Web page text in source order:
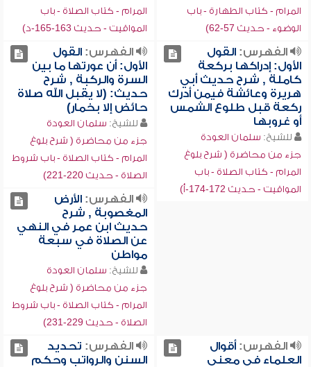
المرام - كتاب الطهارة - باب
الوضوء - حديث 57-62)
المرام - كتاب الصلاة - باب
المواقيت - حديث 163-165-د)
الفهرس:القول
الأول: إدراكها بركعة
كاملة , شرح حديث أبي
هريرة وعائشة فيمن أدرك
ركعة قبل طلوع الشمس
أو غروبها
للشيخ: سلمان العودة
جزء من محاضرة ( شرح بلوغ
المرام - كتاب الصلاة - باب
المواقيت - حديث 172-174-أ)
الفهرس:القول
الأول: أن عورتها ما بين
السرة والركبة , شرح
حديث: (لا يقبل الله صلاة
حائض إلا بخمار)
للشيخ: سلمان العودة
جزء من محاضرة ( شرح بلوغ
المرام - كتاب الصلاة - باب شروط
الصلاة - حديث 220-221)
الفهرس:الأرض
المغصوبة , شرح
حديث ابن عمر في النهي
عن الصلاة في سبعة
مواطن
للشيخ: سلمان العودة
جزء من محاضرة ( شرح بلوغ
المرام - كتاب الصلاة - باب شروط
الصلاة - حديث 229-231)
الفهرس:أقوال
العلماء في معنى
الفهرس: تحديد
السنن والرواتب وحكم